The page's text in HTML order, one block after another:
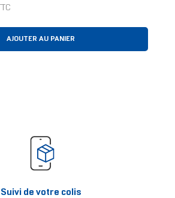
TTC
AJOUTER AU PANIER
Suivi de votre colis